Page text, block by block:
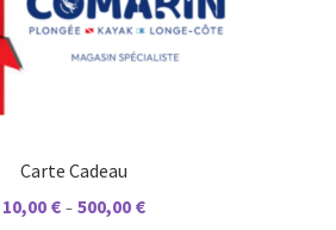
Carte Cadeau
10,00 € – 500,00 €Plage